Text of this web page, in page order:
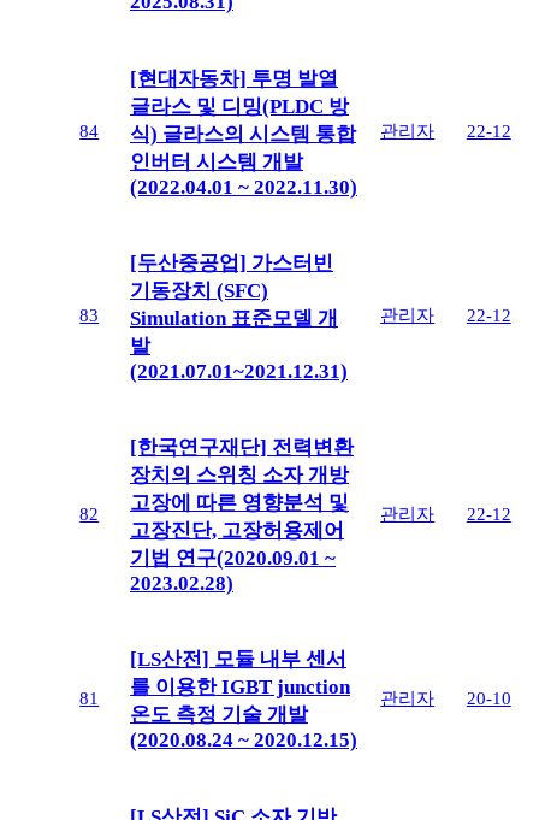
84
[현대자동차] 투명 발열
글라스 및 디밍(PLDC 방
식) 글라스의 시스템 통합
인버터 시스템 개발
(2022.04.01 ~ 2022.11.30)
관리자 22-12
83
[두산중공업] 가스터빈
기동장치 (SFC)
Simulation 표준모델 개
발
(2021.07.01~2021.12.31)
관리자 22-12
82
[한국연구재단] 전력변환
장치의 스위칭 소자 개방
고장에 따른 영향분석 및
고장진단, 고장허용제어
기법 연구(2020.09.01 ~
2023.02.28)
관리자 22-12
81
[LS산전] 모듈 내부 센서
를 이용한 IGBT junction
온도 측정 기술 개발
(2020.08.24 ~ 2020.12.15)
관리자 20-10